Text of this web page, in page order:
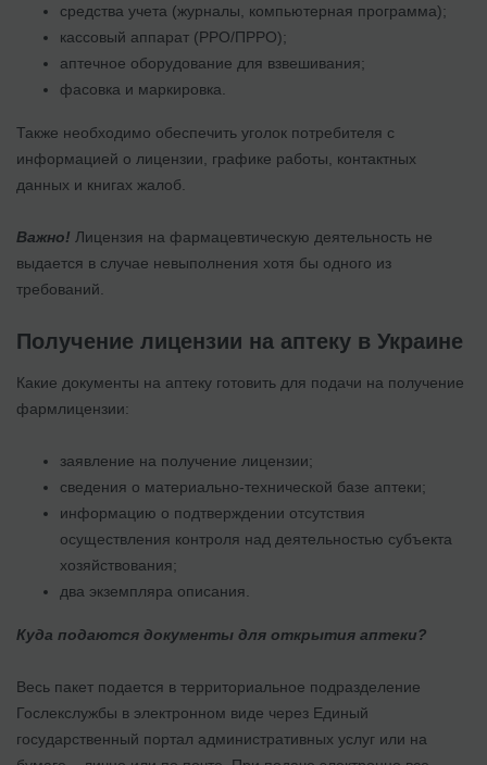
средства учета (журналы, компьютерная программа);
кассовый аппарат (РРО/ПРРО);
аптечное оборудование для взвешивания;
фасовка и маркировка.
Также необходимо обеспечить уголок потребителя с
информацией о лицензии, графике работы, контактных
данных и книгах жалоб.
Важно! Лицензия на фармацевтическую деятельность не
выдается в случае невыполнения хотя бы одного из
требований.
Получение лицензии на аптеку в Украине
Какие документы на аптеку готовить для подачи на получение
фармлицензии:
заявление на получение лицензии;
сведения о материально-технической базе аптеки;
информацию о подтверждении отсутствия
осуществления контроля над деятельностью субъекта
хозяйствования;
два экземпляра описания.
Куда подаются документы для открытия аптеки?
Весь пакет подается в территориальное подразделение
Гослекслужбы в электронном виде через Единый
государственный портал административных услуг или на